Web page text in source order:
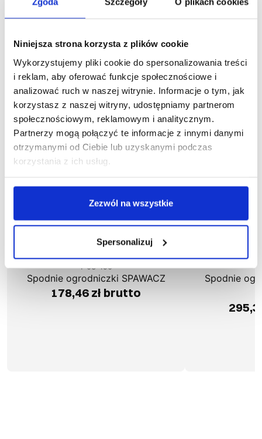
Niniejsza strona korzysta z plików cookie
Wykorzystujemy pliki cookie do spersonalizowania treści
i reklam, aby oferować funkcje społecznościowe i
analizować ruch w naszej witrynie. Informacje o tym, jak
korzystasz z naszej witryny, udostępniamy partnerom
społecznościowym, reklamowym i analitycznym.
Partnerzy mogą połączyć te informacje z innymi danymi
otrzymanymi od Ciebie lub uzyskanymi podczas
korzystania z ich usług.
Zezwól na wszystkie
Spersonalizuj
1-03-190
Spodnie ogrodniczki SPAWACZ
178,46 zł brutto
Spodnie